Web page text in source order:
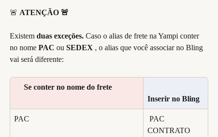
🚨 ATENÇÃO 🚨
Existem duas exceções. Caso o alias de frete na Yampi conter
no nome PAC ou SEDEX , o alias que você associar no Bling
vai será diferente:
  Se conter no nome do frete
Inserir no Bling
PAC
CONTRATO